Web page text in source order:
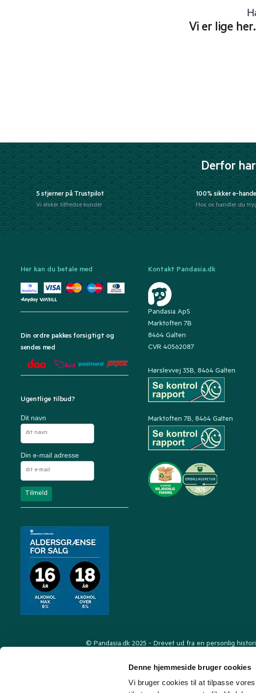
Denne hjemmeside bruger cookies
Vi bruger cookies til at tilpasse
Vi er lige
Derfor
5 stjerner på Trustpilot
Vi elsker tilfredse kunder
100% sikker e-
Hos os handler du
Her kan du betale med
Din ordre pakkes forsigtigt og
sendes med
Ugentlige tilbud?
Dit navn
Din e-mail adresse
Kontakt Pandasia.dk
Pandasia ApS
Marktoften 7B
8464 Galten
CVR 40562087
Hørslevvej 35B, 8464 Galten
Marktoften 7B, 8464 Galten
© Pandasia.dk 2025 - Drevet ud fra en personlig